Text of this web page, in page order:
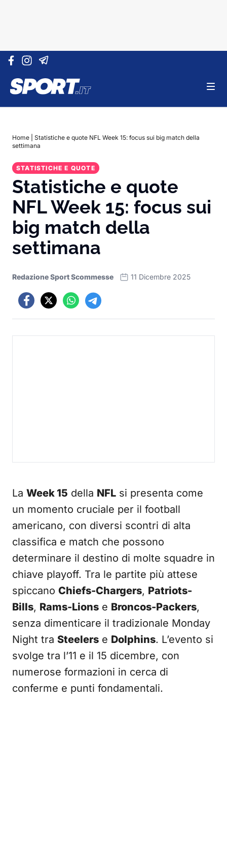
Vai al contenuto
Home
Statistiche e quote NFL Week 15: focus sui big match della
settimana
STATISTICHE E QUOTE
Statistiche e quote
NFL Week 15: focus sui
big match della
settimana
Redazione Sport Scommesse 11 Dicembre 2025
La Week 15 della NFL si presenta come
un momento cruciale per il football
americano, con diversi scontri di alta
classifica e match che possono
determinare il destino di molte squadre in
chiave playoff. Tra le partite più attese
spiccano Chiefs-Chargers, Patriots-
Bills, Rams-Lions e Broncos-Packers,
senza dimenticare il tradizionale Monday
Night tra Steelers e Dolphins. L’evento si
svolge tra l’11 e il 15 dicembre, con
numerose formazioni in cerca di
conferme e punti fondamentali.